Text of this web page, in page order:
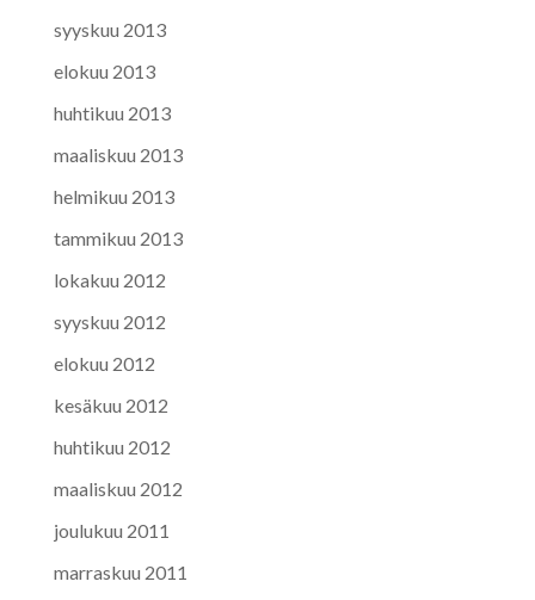
syyskuu 2013
elokuu 2013
huhtikuu 2013
maaliskuu 2013
helmikuu 2013
tammikuu 2013
lokakuu 2012
syyskuu 2012
elokuu 2012
kesäkuu 2012
huhtikuu 2012
maaliskuu 2012
joulukuu 2011
marraskuu 2011